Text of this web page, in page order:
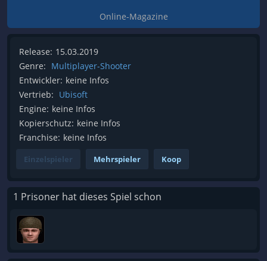
Online-Magazine
Release: 15.03.2019
Genre: Multiplayer-Shooter
Entwickler: keine Infos
Vertrieb: Ubisoft
Engine: keine Infos
Kopierschutz: keine Infos
Franchise: keine Infos
Einzelspieler Mehrspieler Koop
1 Prisoner hat dieses Spiel schon